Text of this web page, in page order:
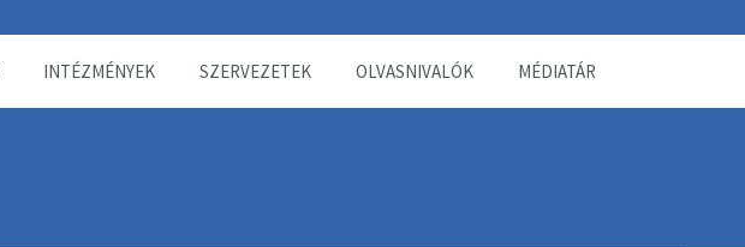
INTÉZMÉNYEK SZERVEZETEK OLVASNIVALÓK MÉDIATÁR